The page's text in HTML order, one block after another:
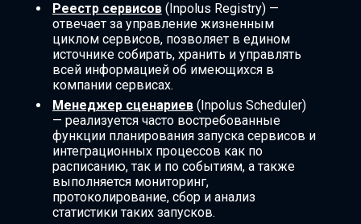
Реестр сервисов (Inpolus Registry) —
отвечает за управление жизненным
циклом сервисов, позволяет в едином
источнике собирать, хранить и управлять
всей информацией об имеющихся в
компании сервисах.
Менеджер сценариев (Inpolus Scheduler)
— реализуется часто востребованные
функции планирования запуска сервисов и
интеграционных процессов как по
расписанию, так и по событиям, а также
выполняется мониторинг,
протоколирование, сбор и анализ
статистики таких запусков.